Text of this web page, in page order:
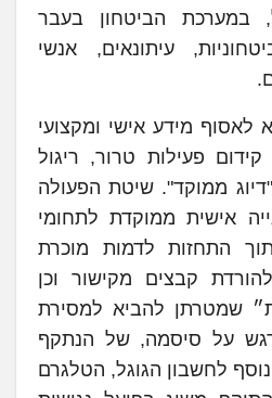
במערכת הביטחון בעבר
עיתונאים, אנשי
לאסוף מידע אישי ומקצועי
פעילות טרור, ריגול
ממוקד". שיטת הפעולה
אישית ממוקדת לתחומי
התחזות לדמות מוכרת
קבצים מקישור וכן
שמטרתן להביא למסירת
על סיסמה, של הנתקף
לחשבון הגוגל, הטלגרם